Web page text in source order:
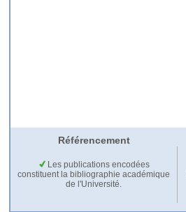
Référencement
Les publications encodées
constituent la bibliographie académique
de l'Université.